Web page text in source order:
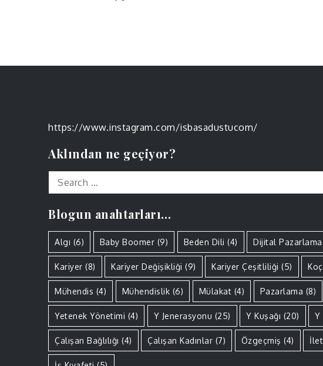
https://www.instagram.com/isbasadustucom/
Aklından ne geçiyor?
Search
for:
Blogun anahtarları…
Algı (6) Baby Boomer (9) Beden Dili (4) Dijital Pazarlama
Kariyer (8) Kariyer Değişikliği (9) Kariyer Çeşitliliği (5)
Mühendis (4) Mühendislik (6) Mülakat (4) Pazarlama (8)
Yetenek Yönetimi (4) Y Jenerasyonu (25) Y Kuşağı (20) Y
Çalışan Bağlılığı (4) Çalışan Kadınlar (7) Özgeçmiş (4)